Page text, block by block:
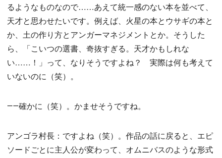
るようなものなので……あえて統一感のない本を並べて、
天才と思わせたいです。例えば、火星の本とウサギの本と
か、土の作り方とアンガーマネジメントとか。そうした
ら、「こいつの選書、奇抜すぎる。天才かもしれな
い……！」って、なりそうですよね？ 実際は何も考えて
いないのに（笑）。
――確かに（笑）。かませそうですね。
アンゴラ村長：ですよね（笑）。作品の話に戻ると、エピ
ソードごとに主人公が変わって、オムニバスのような形式